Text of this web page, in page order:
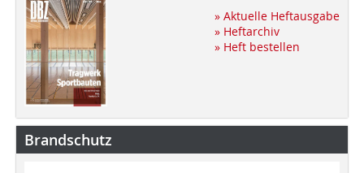
» Aktuelle Heftausgabe
» Heftarchiv
» Heft bestellen
Brandschutz